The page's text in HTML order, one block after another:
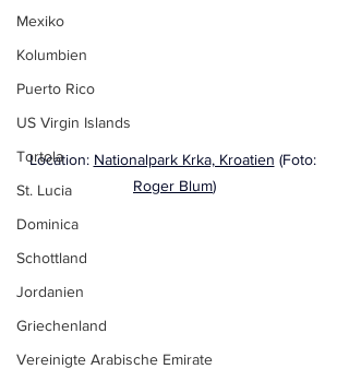
Mexiko
Kolumbien
Puerto Rico
US Virgin Islands
Tortola
St. Lucia
Dominica
Schottland
Jordanien
Griechenland
Vereinigte Arabische Emirate
Location: Nationalpark Krka, Kroatien (Foto:
Roger Blum)